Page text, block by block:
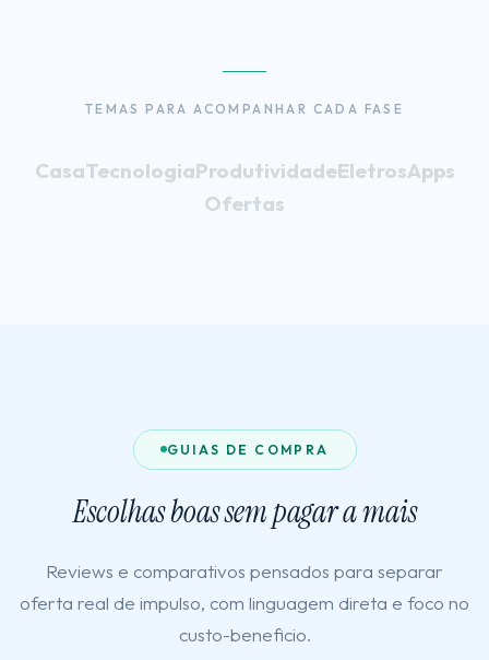
TEMAS PARA ACOMPANHAR CADA FASE
CasaTecnologiaProdutividadeEletrosApps
Ofertas
GUIAS DE COMPRA
Escolhas boas sem pagar a mais
Reviews e comparativos pensados para separar
oferta real de impulso, com linguagem direta e foco no
custo-beneficio.